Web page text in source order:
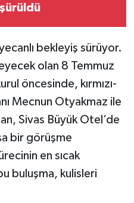
bekleyiş sürüyor.
olan 8 Temmuz
öncesinde, kırmızı-
Mecnun Otyakmaz ile
Sivas Büyük Otel’de
bir görüşme
en sıcak
buluşma, kulisleri